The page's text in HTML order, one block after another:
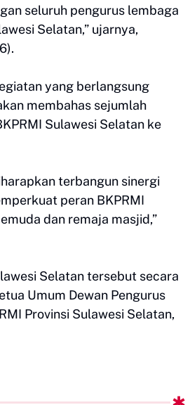
seluruh pengurus lembaga
Selatan,” ujarnya,
yang berlangsung
membahas sejumlah
Sulawesi Selatan ke
terbangun sinergi
peran BKPRMI
dan remaja masjid,”
Selatan tersebut secara
Umum Dewan Pengurus
Provinsi Sulawesi Selatan,